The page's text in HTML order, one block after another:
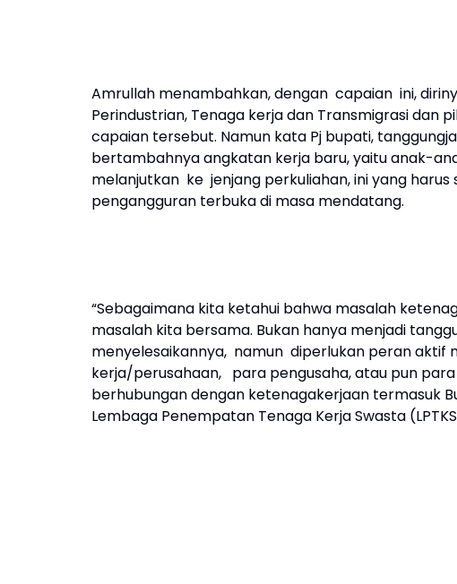
Amrullah menambahkan, dengan capaian ini,
Perindustrian, Tenaga kerja dan Transmigrasi
capaian tersebut. Namun kata Pj bupati,
bertambahnya angkatan kerja baru, yaitu anak-
melanjutkan ke jenjang perkuliahan, ini yang
pengangguran terbuka di masa mendatang.
“Sebagaimana kita ketahui bahwa masalah
masalah kita bersama. Bukan hanya menjadi
menyelesaikannya, namun diperlukan peran aktif
kerja/perusahaan, para pengusaha, atau pun
berhubungan dengan ketenagakerjaan termasuk
Lembaga Penempatan Tenaga Kerja Swasta